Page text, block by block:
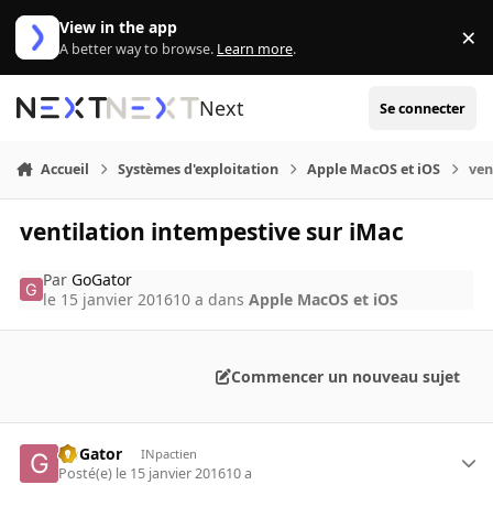
Aller au contenu
View in the app
A better way to browse. Learn more. ×
Next Se connecter
Accueil Systèmes d'exploitation Apple MacOS et iOS
ventilation intempestive sur iMac
Par GoGator
le 15 janvier 201610 a dansApple MacOS et iOS
Commencer un nouveau sujet
GoGator INpactien
Posté(e) le 15 janvier 201610 a